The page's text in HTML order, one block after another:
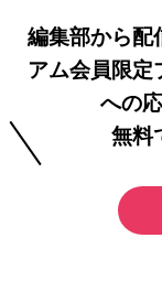
編集部から配
アム会員限定
への
無料